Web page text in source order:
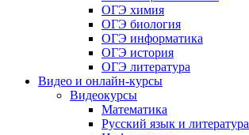
ОГЭ химия
ОГЭ биология
ОГЭ информатика
ОГЭ история
ОГЭ литература
Видео и онлайн-курсы
Видеокурсы
Математика
Русский язык и литература